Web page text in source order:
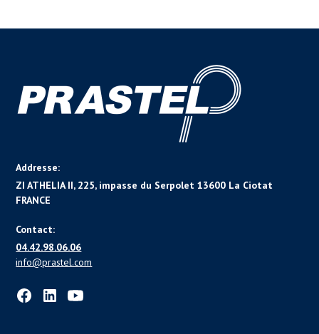
Addresse:
ZI ATHELIA II, 225, impasse du Serpolet 13600 La Ciotat
FRANCE
Contact:
04.42.98.06.06
info@prastel.com